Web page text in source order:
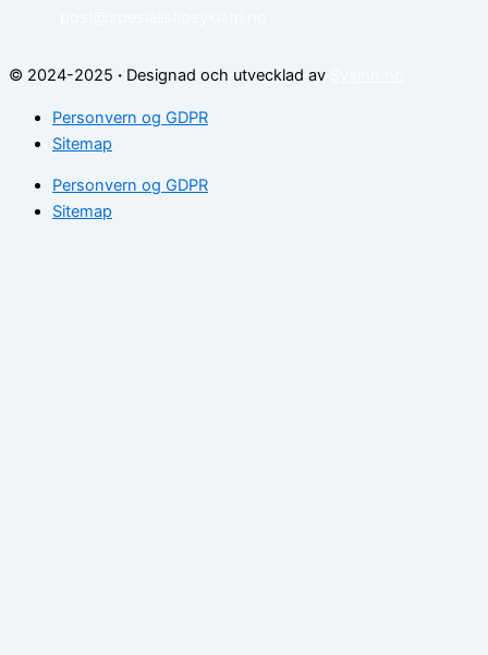
© 2024-2025 · Designad och utvecklad av
Personvern og GDPR
Sitemap
Personvern og GDPR
Sitemap